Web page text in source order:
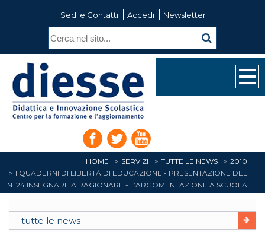
Sedi e Contatti Accedi Newsletter
HOME SERVIZI TUTTE LE NEWS
2010
I QUADERNI DI LIBERTÀ DI EDUCAZIONE - PRESENTAZIONE DEL
N. 24 INSEGNARE A RAGIONARE - L’ARGOMENTAZIONE A SCUOLA
tutte le news